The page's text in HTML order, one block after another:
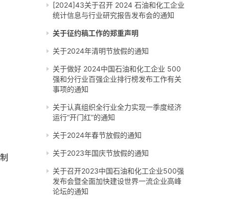
[2024]43关于召开 2024 石油和化工企业
统计信息与行业研究报告发布会的通知
关于征约稿工作的郑重声明
关于2024年清明节放假的通知
关于做好 2024中国石油和化工企业 500
强和分行业百强企业排行榜发布工作有关
事项的通知
关于认真组织全行业全力实现一季度经济
运行“开门红”的通知
关于2024年春节放假的通知
关于2023年国庆节放假的通知
关于召开2023中国石油和化工企业500强
发布会暨全面加快建设世界一流企业高峰
论坛的通知